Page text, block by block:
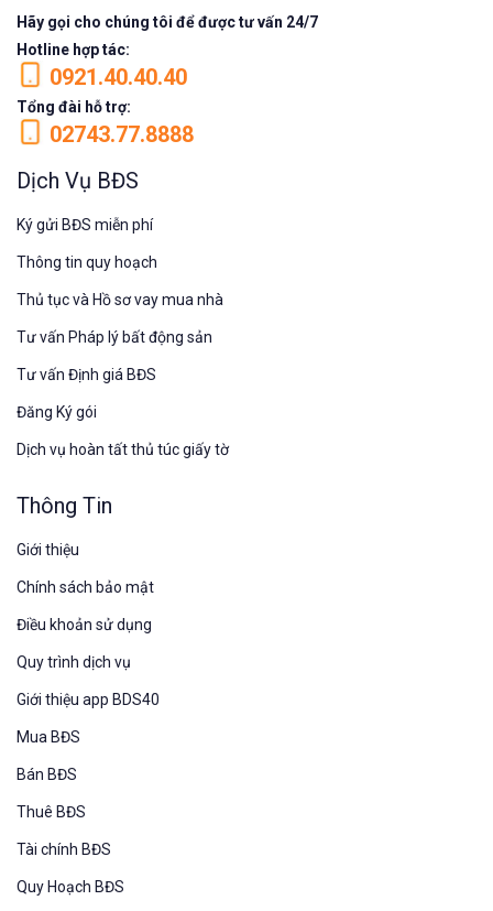
Hãy gọi cho chúng tôi để được tư vấn 24/7
Hotline hợp tác:
0921.40.40.40
Tổng đài hỗ trợ:
02743.77.8888
Dịch Vụ BĐS
Ký gửi BĐS miễn phí
Thông tin quy hoạch
Thủ tục và Hồ sơ vay mua nhà
Tư vấn Pháp lý bất động sản
Tư vấn Định giá BĐS
Đăng Ký gói
Dịch vụ hoàn tất thủ túc giấy tờ
Thông Tin
Giới thiệu
Chính sách bảo mật
Điều khoản sử dụng
Quy trình dịch vụ
Giới thiệu app BDS40
Mua BĐS
Bán BĐS
Thuê BĐS
Tài chính BĐS
Quy Hoạch BĐS